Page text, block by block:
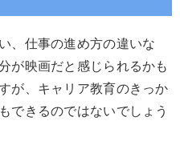
、仕事の進め方の違いな
が映画だと感じられるかも
が、キャリア教育のきっか
できるのではないでしょう